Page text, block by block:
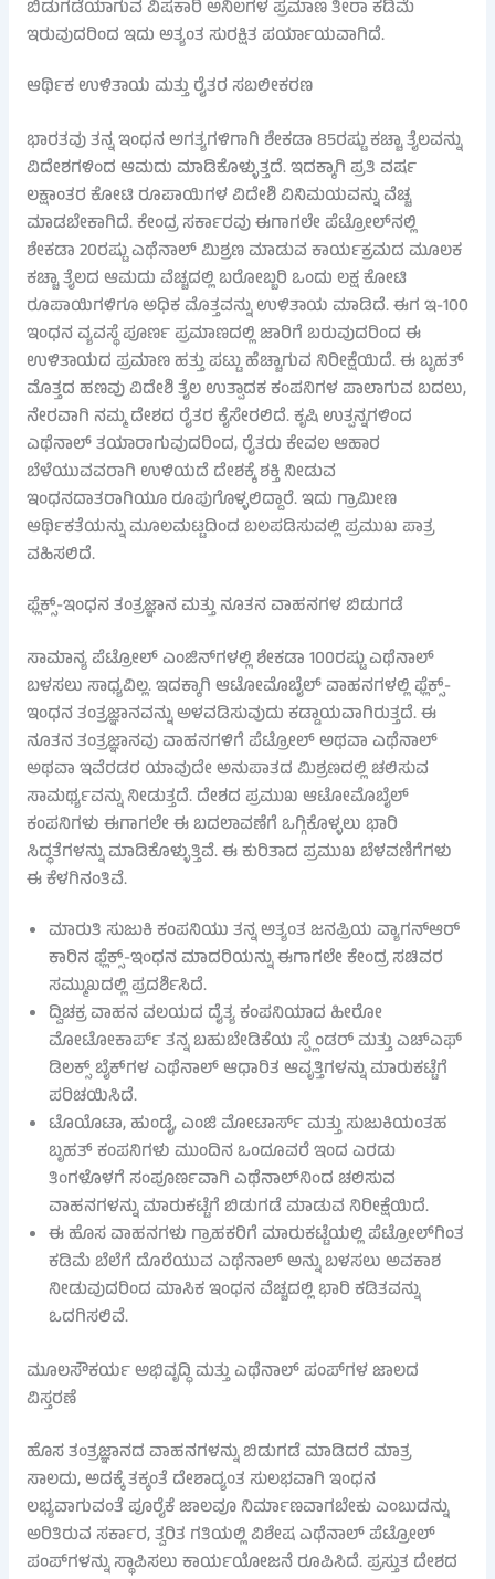
ಬಿಡುಗಡೆಯಾಗುವ ವಿಷಕಾರಿ ಅನಿಲಗಳ ಪ್ರಮಾಣ ತೀರಾ ಕಡಿಮೆ
ಇರುವುದರಿಂದ ಇದು ಅತ್ಯಂತ ಸುರಕ್ಷಿತ ಪರ್ಯಾಯವಾಗಿದೆ.
ಆರ್ಥಿಕ ಉಳಿತಾಯ ಮತ್ತು ರೈತರ ಸಬಲೀಕರಣ
ಭಾರತವು ತನ್ನ ಇಂಧನ ಅಗತ್ಯಗಳಿಗಾಗಿ ಶೇಕಡಾ 85ರಷ್ಟು ಕಚ್ಚಾ ತೈಲವನ್ನು
ವಿದೇಶಗಳಿಂದ ಆಮದು ಮಾಡಿಕೊಳ್ಳುತ್ತದೆ. ಇದಕ್ಕಾಗಿ ಪ್ರತಿ ವರ್ಷ
ಲಕ್ಷಾಂತರ ಕೋಟಿ ರೂಪಾಯಿಗಳ ವಿದೇಶಿ ವಿನಿಮಯವನ್ನು ವೆಚ್ಚ
ಮಾಡಬೇಕಾಗಿದೆ. ಕೇಂದ್ರ ಸರ್ಕಾರವು ಈಗಾಗಲೇ ಪೆಟ್ರೋಲ್‌ನಲ್ಲಿ
ಶೇಕಡಾ 20ರಷ್ಟು ಎಥೆನಾಲ್ ಮಿಶ್ರಣ ಮಾಡುವ ಕಾರ್ಯಕ್ರಮದ ಮೂಲಕ
ಕಚ್ಚಾ ತೈಲದ ಆಮದು ವೆಚ್ಚದಲ್ಲಿ ಬರೋಬ್ಬರಿ ಒಂದು ಲಕ್ಷ ಕೋಟಿ
ರೂಪಾಯಿಗಳಿಗೂ ಅಧಿಕ ಮೊತ್ತವನ್ನು ಉಳಿತಾಯ ಮಾಡಿದೆ. ಈಗ ಇ-100
ಇಂಧನ ವ್ಯವಸ್ಥೆ ಪೂರ್ಣ ಪ್ರಮಾಣದಲ್ಲಿ ಜಾರಿಗೆ ಬರುವುದರಿಂದ ಈ
ಉಳಿತಾಯದ ಪ್ರಮಾಣ ಹತ್ತು ಪಟ್ಟು ಹೆಚ್ಚಾಗುವ ನಿರೀಕ್ಷೆಯಿದೆ. ಈ ಬೃಹತ್
ಮೊತ್ತದ ಹಣವು ವಿದೇಶಿ ತೈಲ ಉತ್ಪಾದಕ ಕಂಪನಿಗಳ ಪಾಲಾಗುವ ಬದಲು,
ನೇರವಾಗಿ ನಮ್ಮ ದೇಶದ ರೈತರ ಕೈಸೇರಲಿದೆ. ಕೃಷಿ ಉತ್ಪನ್ನಗಳಿಂದ
ಎಥೆನಾಲ್ ತಯಾರಾಗುವುದರಿಂದ, ರೈತರು ಕೇವಲ ಆಹಾರ
ಬೆಳೆಯುವವರಾಗಿ ಉಳಿಯದೆ ದೇಶಕ್ಕೆ ಶಕ್ತಿ ನೀಡುವ
ಇಂಧನದಾತರಾಗಿಯೂ ರೂಪುಗೊಳ್ಳಲಿದ್ದಾರೆ. ಇದು ಗ್ರಾಮೀಣ
ಆರ್ಥಿಕತೆಯನ್ನು ಮೂಲಮಟ್ಟದಿಂದ ಬಲಪಡಿಸುವಲ್ಲಿ ಪ್ರಮುಖ ಪಾತ್ರ
ವಹಿಸಲಿದೆ.
ಫ್ಲೆಕ್ಸ್-ಇಂಧನ ತಂತ್ರಜ್ಞಾನ ಮತ್ತು ನೂತನ ವಾಹನಗಳ ಬಿಡುಗಡೆ
ಸಾಮಾನ್ಯ ಪೆಟ್ರೋಲ್ ಎಂಜಿನ್‌ಗಳಲ್ಲಿ ಶೇಕಡಾ 100ರಷ್ಟು ಎಥೆನಾಲ್
ಬಳಸಲು ಸಾಧ್ಯವಿಲ್ಲ. ಇದಕ್ಕಾಗಿ ಆಟೋಮೊಬೈಲ್ ವಾಹನಗಳಲ್ಲಿ ಫ್ಲೆಕ್ಸ್-
ಇಂಧನ ತಂತ್ರಜ್ಞಾನವನ್ನು ಅಳವಡಿಸುವುದು ಕಡ್ಡಾಯವಾಗಿರುತ್ತದೆ. ಈ
ನೂತನ ತಂತ್ರಜ್ಞಾನವು ವಾಹನಗಳಿಗೆ ಪೆಟ್ರೋಲ್ ಅಥವಾ ಎಥೆನಾಲ್
ಅಥವಾ ಇವೆರಡರ ಯಾವುದೇ ಅನುಪಾತದ ಮಿಶ್ರಣದಲ್ಲಿ ಚಲಿಸುವ
ಸಾಮರ್ಥ್ಯವನ್ನು ನೀಡುತ್ತದೆ. ದೇಶದ ಪ್ರಮುಖ ಆಟೋಮೊಬೈಲ್
ಕಂಪನಿಗಳು ಈಗಾಗಲೇ ಈ ಬದಲಾವಣೆಗೆ ಒಗ್ಗಿಕೊಳ್ಳಲು ಭಾರಿ
ಸಿದ್ಧತೆಗಳನ್ನು ಮಾಡಿಕೊಳ್ಳುತ್ತಿವೆ. ಈ ಕುರಿತಾದ ಪ್ರಮುಖ ಬೆಳವಣಿಗೆಗಳು
ಈ ಕೆಳಗಿನಂತಿವೆ.
ಮಾರುತಿ ಸುಜುಕಿ ಕಂಪನಿಯು ತನ್ನ ಅತ್ಯಂತ ಜನಪ್ರಿಯ ವ್ಯಾಗನ್‌ಆರ್
ಕಾರಿನ ಫ್ಲೆಕ್ಸ್-ಇಂಧನ ಮಾದರಿಯನ್ನು ಈಗಾಗಲೇ ಕೇಂದ್ರ ಸಚಿವರ
ಸಮ್ಮುಖದಲ್ಲಿ ಪ್ರದರ್ಶಿಸಿದೆ.
ದ್ವಿಚಕ್ರ ವಾಹನ ವಲಯದ ದೈತ್ಯ ಕಂಪನಿಯಾದ ಹೀರೋ
ಮೋಟೋಕಾರ್ಪ್ ತನ್ನ ಬಹುಬೇಡಿಕೆಯ ಸ್ಪ್ಲೆಂಡರ್ ಮತ್ತು ಎಚ್‌ಎಫ್
ಡಿಲಕ್ಸ್ ಬೈಕ್‌ಗಳ ಎಥೆನಾಲ್ ಆಧಾರಿತ ಆವೃತ್ತಿಗಳನ್ನು ಮಾರುಕಟ್ಟೆಗೆ
ಪರಿಚಯಿಸಿದೆ.
ಟೊಯೊಟಾ, ಹುಂಡೈ, ಎಂಜಿ ಮೋಟಾರ್ಸ್ ಮತ್ತು ಸುಜುಕಿಯಂತಹ
ಬೃಹತ್ ಕಂಪನಿಗಳು ಮುಂದಿನ ಒಂದೂವರೆ ಇಂದ ಎರಡು
ತಿಂಗಳೊಳಗೆ ಸಂಪೂರ್ಣವಾಗಿ ಎಥೆನಾಲ್‌ನಿಂದ ಚಲಿಸುವ
ವಾಹನಗಳನ್ನು ಮಾರುಕಟ್ಟೆಗೆ ಬಿಡುಗಡೆ ಮಾಡುವ ನಿರೀಕ್ಷೆಯಿದೆ.
ಈ ಹೊಸ ವಾಹನಗಳು ಗ್ರಾಹಕರಿಗೆ ಮಾರುಕಟ್ಟೆಯಲ್ಲಿ ಪೆಟ್ರೋಲ್‌ಗಿಂತ
ಕಡಿಮೆ ಬೆಲೆಗೆ ದೊರೆಯುವ ಎಥೆನಾಲ್ ಅನ್ನು ಬಳಸಲು ಅವಕಾಶ
ನೀಡುವುದರಿಂದ ಮಾಸಿಕ ಇಂಧನ ವೆಚ್ಚದಲ್ಲಿ ಭಾರಿ ಕಡಿತವನ್ನು
ಒದಗಿಸಲಿವೆ.
ಮೂಲಸೌಕರ್ಯ ಅಭಿವೃದ್ಧಿ ಮತ್ತು ಎಥೆನಾಲ್ ಪಂಪ್‌ಗಳ ಜಾಲದ
ವಿಸ್ತರಣೆ
ಹೊಸ ತಂತ್ರಜ್ಞಾನದ ವಾಹನಗಳನ್ನು ಬಿಡುಗಡೆ ಮಾಡಿದರೆ ಮಾತ್ರ
ಸಾಲದು, ಅದಕ್ಕೆ ತಕ್ಕಂತೆ ದೇಶಾದ್ಯಂತ ಸುಲಭವಾಗಿ ಇಂಧನ
ಲಭ್ಯವಾಗುವಂತೆ ಪೂರೈಕೆ ಜಾಲವೂ ನಿರ್ಮಾಣವಾಗಬೇಕು ಎಂಬುದನ್ನು
ಅರಿತಿರುವ ಸರ್ಕಾರ, ತ್ವರಿತ ಗತಿಯಲ್ಲಿ ವಿಶೇಷ ಎಥೆನಾಲ್ ಪೆಟ್ರೋಲ್
ಪಂಪ್‌ಗಳನ್ನು ಸ್ಥಾಪಿಸಲು ಕಾರ್ಯಯೋಜನೆ ರೂಪಿಸಿದೆ. ಪ್ರಸ್ತುತ ದೇಶದ